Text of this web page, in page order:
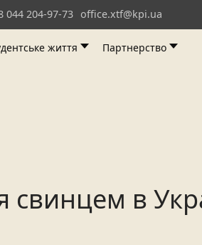
044 204-97-73 office.xtf@kpi.ua
життя Партнерство
в